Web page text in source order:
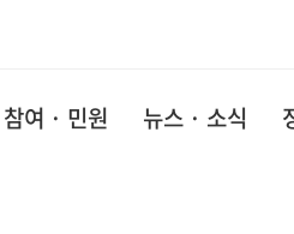
참여 · 민원 뉴스 · 소식